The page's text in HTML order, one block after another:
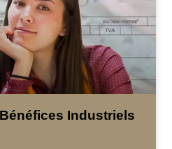
Industriels